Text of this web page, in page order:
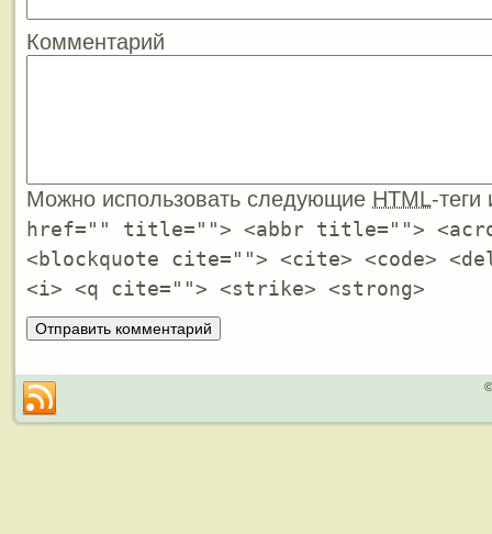
Комментарий
Можно использовать следующие HTML-
href="" title=""> <abbr title="">
<blockquote cite=""> <cite> <code>
<i> <q cite=""> <strike> <strong>